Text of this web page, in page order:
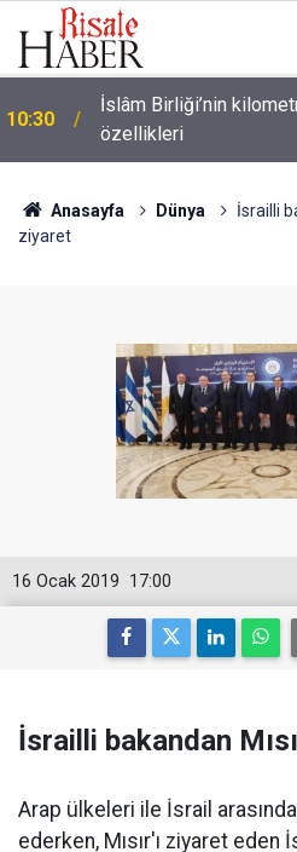
09:47
Ünlü futbolcu
göstermemesi dini bir
Anasayfa Dünya
İsrailli
ziyaret
17:00
16 Ocak 2019
İsrailli bakandan
Arap ülkeleri ile İsrail
ederken, Mısır'ı ziyaret eden